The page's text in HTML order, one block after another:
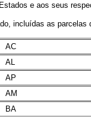
e aos seus
as parcelas
AC
AL
AP
AM
BA